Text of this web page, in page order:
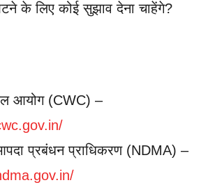
के लिए कोई सुझाव देना चाहेंगे?
आयोग (CWC) –
प्रबंधन प्राधिकरण (NDMA) –